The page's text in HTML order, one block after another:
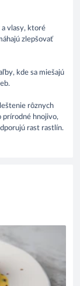
a vlasy, ktoré
zlepšovať
kde sa miešajú
rôznych
prírodné hnojivo,
rast rastlín.